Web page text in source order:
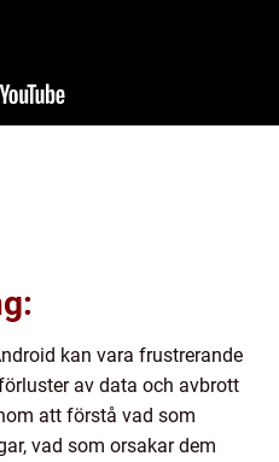
kan vara frustrerande
av data och avbrott
att förstå vad som
vad som orsakar dem